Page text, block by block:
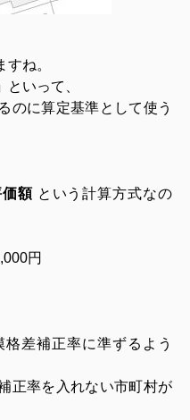
ね。
といって、
のに算定基準として使う
額 という計算方式なの
円
差補正率に準ずるよう
正率を入れない市町村が